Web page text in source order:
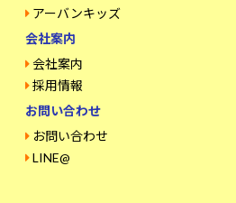
アーバンキッズ
会社案内
会社案内
採用情報
お問い合わせ
お問い合わせ
LINE@